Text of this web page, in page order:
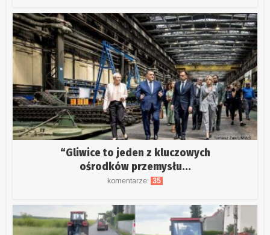
“Gliwice to jeden z kluczowych
ośrodków przemysłu...
komentarze: 35